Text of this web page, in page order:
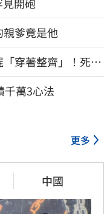
爹竟是他
穿著整齊」！死者
千萬3心法
更多
中國